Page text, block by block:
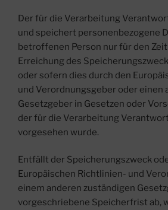
Der für die Verarbeitung
und speichert personenbezogene
betroffenen Person nur für den
Erreichung des
oder sofern dies durch den
und Verordnungsgeber oder einen
Gesetzgeber in Gesetzen oder
der für die Verarbeitung
vorgesehen wurde.
Entfällt der Speicherungszweck
Europäischen Richtlinien- und
einem anderen zuständigen
vorgeschriebene Speicherfrist ab,